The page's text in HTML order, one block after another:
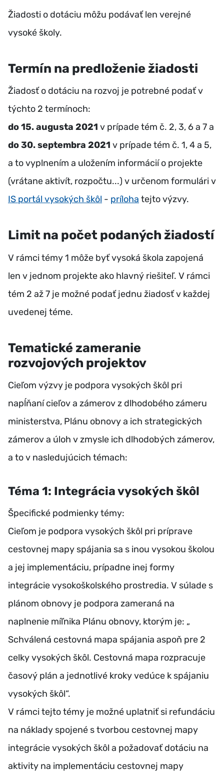
Žiadosti o dotáciu môžu podávať len verejné
vysoké školy.
Termín na predloženie žiadosti
Žiadosť o dotáciu na rozvoj je potrebné podať v
týchto 2 termínoch:
do 15. augusta 2021 v prípade tém č. 2, 3, 6 a 7 a
do 30. septembra 2021 v prípade tém č. 1, 4 a 5,
a to vyplnením a uložením informácií o projekte
(vrátane aktivít, rozpočtu...) v určenom formulári v
IS portál vysokých škôl - príloha tejto výzvy.
Limit na počet podaných žiadostí
V rámci témy 1 môže byť vysoká škola zapojená
len v jednom projekte ako hlavný riešiteľ. V rámci
tém 2 až 7 je možné podať jednu žiadosť v každej
uvedenej téme.
Tematické zameranie
rozvojových projektov
Cieľom výzvy je podpora vysokých škôl pri
napĺňaní cieľov a zámerov z dlhodobého zámeru
ministerstva, Plánu obnovy a ich strategických
zámerov a úloh v zmysle ich dlhodobých zámerov,
a to v nasledujúcich témach:
Téma 1: Integrácia vysokých škôl
Špecifické podmienky témy:
Cieľom je podpora vysokých škôl pri príprave
cestovnej mapy spájania sa s inou vysokou školou
a jej implementáciu, prípadne inej formy
integrácie vysokoškolského prostredia. V súlade s
plánom obnovy je podpora zameraná na
naplnenie míľnika Plánu obnovy, ktorým je: „
Schválená cestovná mapa spájania aspoň pre 2
celky vysokých škôl. Cestovná mapa rozpracuje
časový plán a jednotlivé kroky vedúce k spájaniu
vysokých škôl“.
V rámci tejto témy je možné uplatniť si refundáciu
na náklady spojené s tvorbou cestovnej mapy
integrácie vysokých škôl a požadovať dotáciu na
aktivity na implementáciu cestovnej mapy